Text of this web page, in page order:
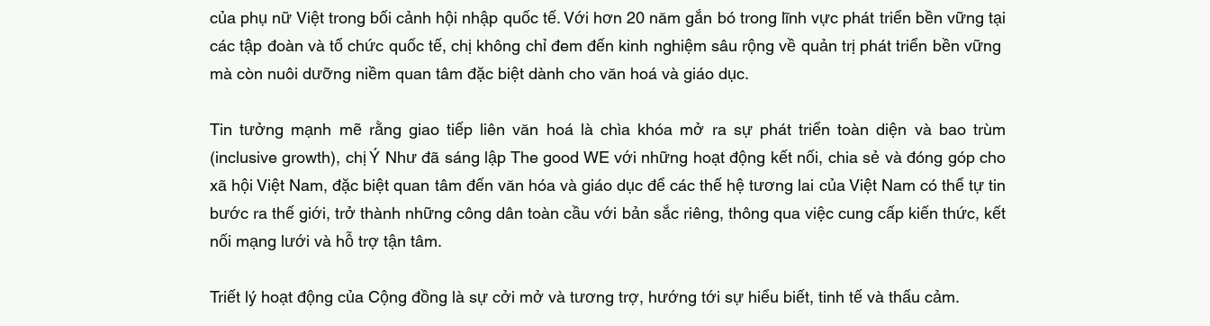
của phụ nữ Việt trong bối cảnh hội nhập quốc tế. Với hơn 20 năm gắn bó trong lĩnh vực phát triển bền vững tại
các tập đoàn và tổ chức quốc tế, chị không chỉ đem đến kinh nghiệm sâu rộng về quản trị phát triển bền vững
mà còn nuôi dưỡng niềm quan tâm đặc biệt dành cho văn hoá và giáo dục.
Tin tưởng mạnh mẽ rằng giao tiếp liên văn hoá là chìa khóa mở ra sự phát triển toàn diện và bao trùm
(inclusive growth), chị Ý Như đã sáng lập The good WE với những hoạt động kết nối, chia sẻ và đóng góp cho
xã hội Việt Nam, đặc biệt quan tâm đến văn hóa và giáo dục để các thế hệ tương lai của Việt Nam có thể tự tin
bước ra thế giới, trở thành những công dân toàn cầu với bản sắc riêng, thông qua việc cung cấp kiến thức, kết
nối mạng lưới và hỗ trợ tận tâm.
Triết lý hoạt động của Cộng đồng là sự cởi mở và tương trợ, hướng tới sự hiểu biết, tinh tế và thấu cảm.